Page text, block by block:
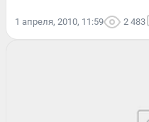
1 апреля, 2010, 11:59 2 483